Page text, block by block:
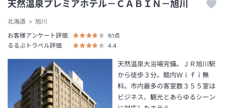
天然温泉プレミアホテル－ＣＡＢＩＮ－旭川
北海道
旭川
お客様アンケート評価
81点
るるぶトラベル評価
4.4
天然温泉大浴場完備。ＪＲ旭川駅
から徒歩３分。館内Ｗｉｆｉ無
料。市内最多の客室数３５５室は
ビジネス、観光とあらゆるシーン